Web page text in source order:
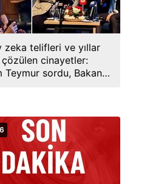
zeka telifleri ve yıllar
çözülen cinayetler:
Teymur sordu, Bakan